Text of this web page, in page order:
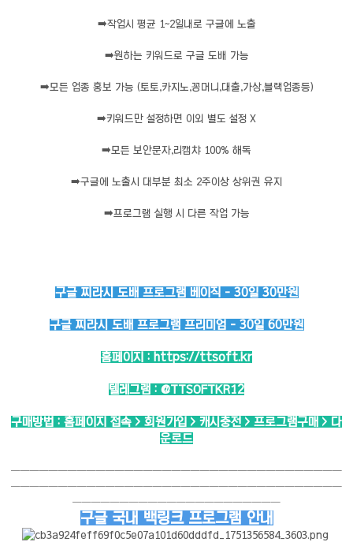
➡️작업시 평균 1~2일내로 구글에 노출
➡️원하는 키워드로 구글 도배 가능
➡️모든 업종 홍보 가능 (토토,카지노,꽁머니,대출,가상,블랙업종등)
➡️키워드만 설정하면 이외 별도 설정 X
➡️모든 보안문자,리캡챠 100% 해독
➡️구글에 노출시 대부분 최소 2주이상 상위권 유지
➡️프로그램 실행 시 다른 작업 가능
구글 찌라시 도배 프로그램 베이직 - 30일 30만원
구글 찌라시 도배 프로그램 프리미엄 - 30일 60만원
홈페이지 : https://ttsoft.kr
텔레그램 : @TTSOFTKR12
구매방법 : 홈페이지 접속 > 회원가입 > 캐시충전 > 프로그램구매 > 다
운로드
───────────────────────────────────
───────────────────────────────────
──────────────────────
구글 국내 백링크 프로그램 안내